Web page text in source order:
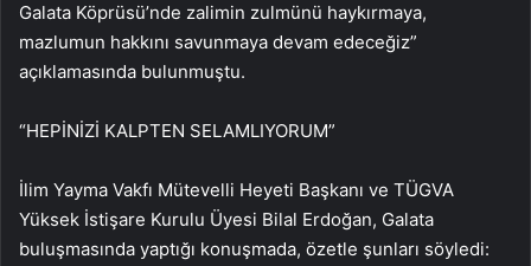
Galata Köprüsü’nde zalimin zulmünü haykırmaya,
mazlumun hakkını savunmaya devam edeceğiz”
açıklamasında bulunmuştu.
“HEPİNİZİ KALPTEN SELAMLIYORUM”
İlim Yayma Vakfı Mütevelli Heyeti Başkanı ve TÜGVA
Yüksek İstişare Kurulu Üyesi Bilal Erdoğan, Galata
buluşmasında yaptığı konuşmada, özetle şunları söyledi: